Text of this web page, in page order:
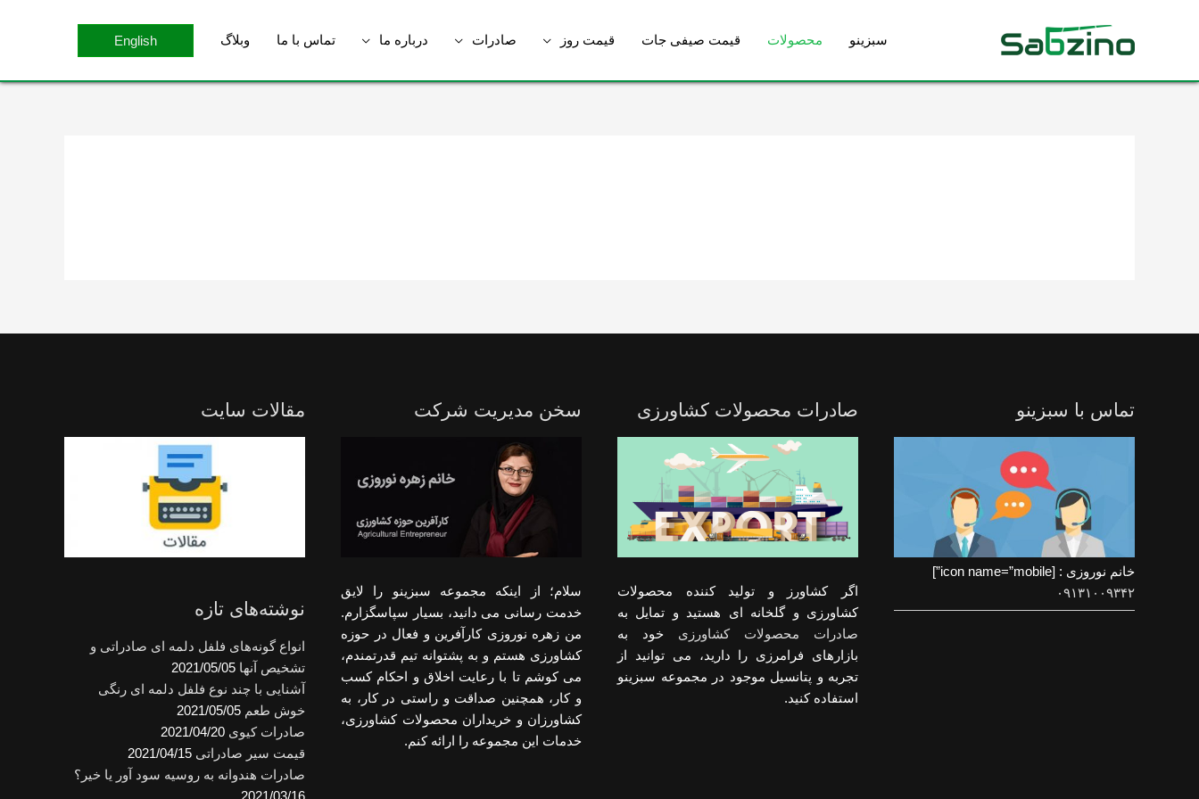
سبزینو محصولات قیمت صیفی جات قیمت روز صادرات درباره ما تماس با ما وبلاگ English
تماس با سبزینو
خانم نوروزی : [icon name=”mobile”]
۰۹۱۳۱۰۰۹۳۴۲
صادرات محصولات کشاورزی
اگر کشاورز و تولید کننده محصولات
کشاورزی و گلخانه ای هستید و تمایل به
صادرات محصولات کشاورزی خود به
بازارهای فرامرزی را دارید، می توانید از
تجربه و پتانسیل موجود در مجموعه سبزینو
استفاده کنید.
سخن مدیریت شرکت
سلام؛ از اینکه مجموعه سبزینو را لایق
خدمت رسانی می دانید، بسیار سپاسگزارم.
من زهره نوروزی کارآفرین و فعال در حوزه
کشاورزی هستم و به پشتوانه تیم قدرتمندم،
می کوشم تا با رعایت اخلاق و احکام کسب
و کار، همچنین صداقت و راستی در کار، به
کشاورزان و خریداران محصولات کشاورزی،
خدمات این مجموعه را ارائه کنم.
مقالات سایت
نوشته‌های تازه
انواع گونه‌های فلفل دلمه ای صادراتی و
تشخیص آنها 2021/05/05
آشنایی با چند نوع فلفل دلمه ای رنگی
خوش طعم 2021/05/05
صادرات کیوی 2021/04/20
قیمت سیر صادراتی 2021/04/15
صادرات هندوانه به روسیه سود آور یا خیر؟
2021/03/16